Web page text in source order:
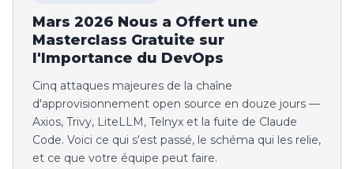
Mars 2026 Nous a Offert une
Masterclass Gratuite sur
l'Importance du DevOps
Cinq attaques majeures de la chaîne
d'approvisionnement open source en douze jours —
Axios, Trivy, LiteLLM, Telnyx et la fuite de Claude
Code. Voici ce qui s'est passé, le schéma qui les relie,
et ce que votre équipe peut faire.